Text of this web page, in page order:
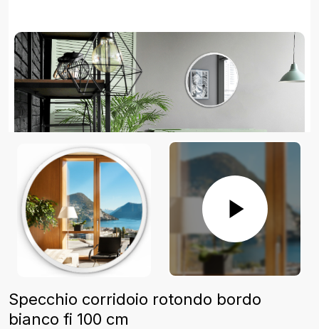
Specchio corridoio rotondo bordo
bianco fi 100 cm